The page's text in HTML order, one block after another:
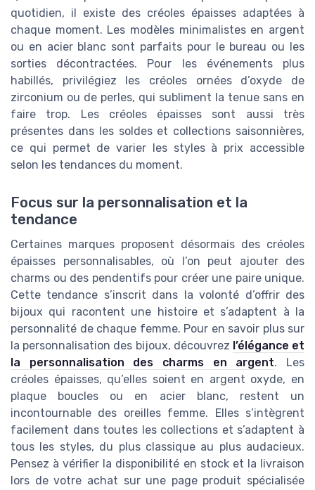
quotidien, il existe des créoles épaisses adaptées à
chaque moment. Les modèles minimalistes en argent
ou en acier blanc sont parfaits pour le bureau ou les
sorties décontractées. Pour les événements plus
habillés, privilégiez les créoles ornées d’oxyde de
zirconium ou de perles, qui subliment la tenue sans en
faire trop. Les créoles épaisses sont aussi très
présentes dans les soldes et collections saisonnières,
ce qui permet de varier les styles à prix accessible
selon les tendances du moment.
Focus sur la personnalisation et la
tendance
Certaines marques proposent désormais des créoles
épaisses personnalisables, où l’on peut ajouter des
charms ou des pendentifs pour créer une paire unique.
Cette tendance s’inscrit dans la volonté d’offrir des
bijoux qui racontent une histoire et s’adaptent à la
personnalité de chaque femme. Pour en savoir plus sur
la personnalisation des bijoux, découvrez l’élégance et
la personnalisation des charms en argent. Les
créoles épaisses, qu’elles soient en argent oxyde, en
plaque boucles ou en acier blanc, restent un
incontournable des oreilles femme. Elles s’intègrent
facilement dans toutes les collections et s’adaptent à
tous les styles, du plus classique au plus audacieux.
Pensez à vérifier la disponibilité en stock et la livraison
lors de votre achat sur une page produit spécialisée